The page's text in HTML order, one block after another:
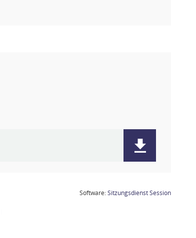
Software:SitzungsdienstSession(Wird in